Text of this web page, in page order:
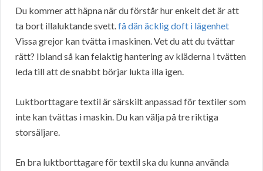
Du kommer att häpna när du förstår hur enkelt det är att
ta bort illaluktande svett.få dän äcklig doft i lägenhet
Vissa grejor kan tvätta i maskinen. Vet du att du tvättar
rätt? Ibland så kan felaktig hantering av kläderna i tvätten
leda till att de snabbt börjar lukta illa igen.
Luktborttagare textil är särskilt anpassad för textiler som
inte kan tvättas i maskin. Du kan välja på tre riktiga
storsäljare.
En bra luktborttagare för textil ska du kunna använda